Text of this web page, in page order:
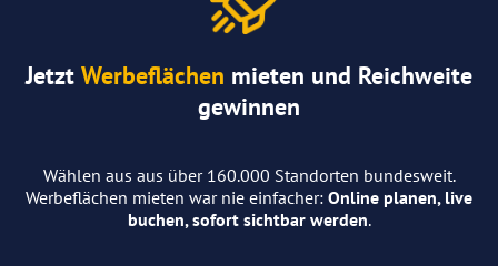
Jetzt Werbeflächen mieten und Reichweite
gewinnen
Wählen aus aus über 160.000 Standorten bundesweit.
Werbeflächen mieten war nie einfacher: Online planen, live
buchen, sofort sichtbar werden.